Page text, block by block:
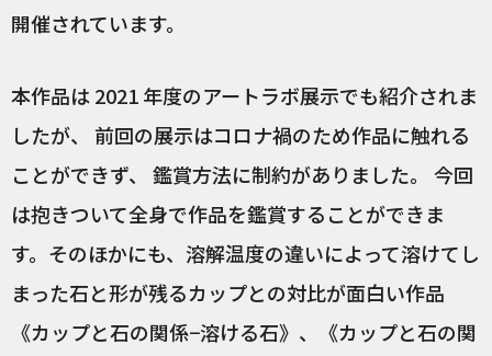
開催されています。
本作品は 2021 年度のアートラボ展示でも紹介されま
したが、 前回の展示はコロナ禍のため作品に触れる
ことができず、 鑑賞方法に制約がありました。 今回
は抱きついて全身で作品を鑑賞することができま
す。そのほかにも、溶解温度の違いによって溶けてし
まった石と形が残るカップとの対比が面白い作品
《カップと石の関係−溶ける石》、《カップと石の関